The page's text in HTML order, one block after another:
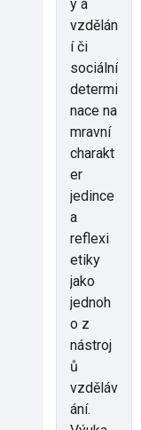
y a
vzdělán
í či
sociální
determi
nace na
mravní
charakt
er
jedince
a
reflexi
etiky
jako
jednoh
o z
nástroj
ů
vzděláv
ání.